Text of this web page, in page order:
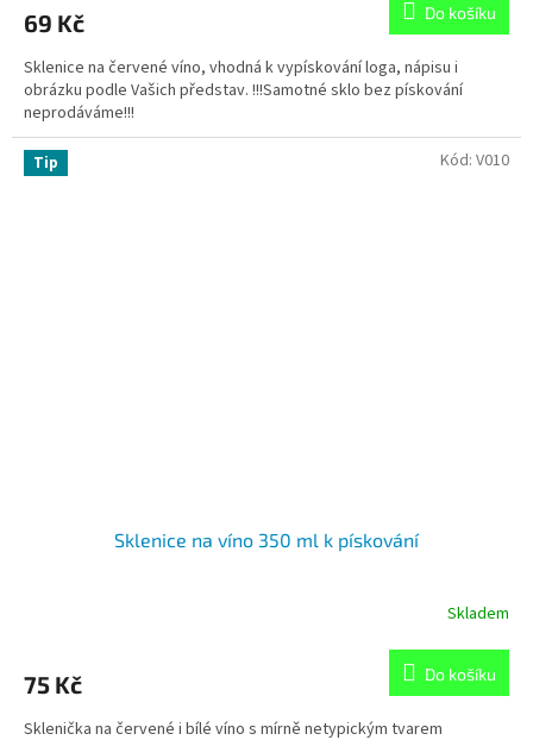
69 Kč Do košíku
Sklenice na červené víno, vhodná k vypískování loga, nápisu i
obrázku podle Vašich představ. !!!Samotné sklo bez pískování
neprodáváme!!!
Tip
Sklenice na víno 350 ml k pískování
Skladem
75 Kč Do košíku
Sklenička na červené i bílé víno s mírně netypickým tvarem
Kód: V010